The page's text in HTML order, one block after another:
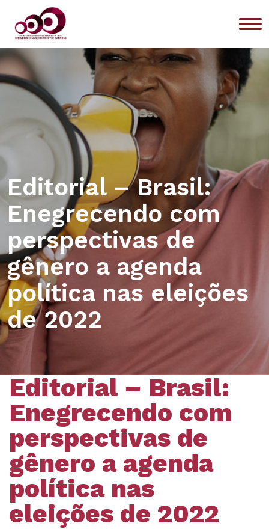
Editorial – Brasil:
Enegrecendo com
perspectivas de
gênero a agenda
política nas eleições
de 2022
Editorial – Brasil:
Enegrecendo com
perspectivas de
gênero a agenda
política nas
eleições de 2022